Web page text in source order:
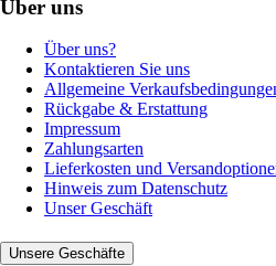
Über uns
Über uns?
Kontaktieren Sie uns
Allgemeine
Rückgabe & Erstattung
Impressum
Zahlungsarten
Lieferkosten und
Hinweis zum Datenschutz
Unser Geschäft
Unsere Geschäfte